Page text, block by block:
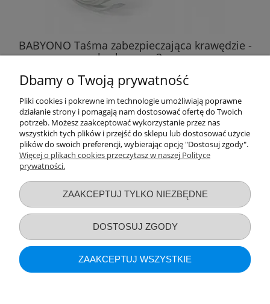
BABYONO Taśma zabezpieczająca krawędzie -
bezbarwna 3m
18,76 zł
DO KOSZYKA
Informacje o sklepie
Dbamy o Twoją prywatność
Pliki cookies i pokrewne im technologie umożliwiają poprawne
działanie strony i pomagają nam dostosować ofertę do Twoich
potrzeb. Możesz zaakceptować wykorzystanie przez nas
wszystkich tych plików i przejść do sklepu lub dostosować użycie
plików do swoich preferencji, wybierając opcję "Dostosuj zgody".
Więcej o plikach cookies przeczytasz w naszej Polityce
prywatności.
ZAAKCEPTUJ TYLKO NIEZBĘDNE
DOSTOSUJ ZGODY
ZAAKCEPTUJ WSZYSTKIE